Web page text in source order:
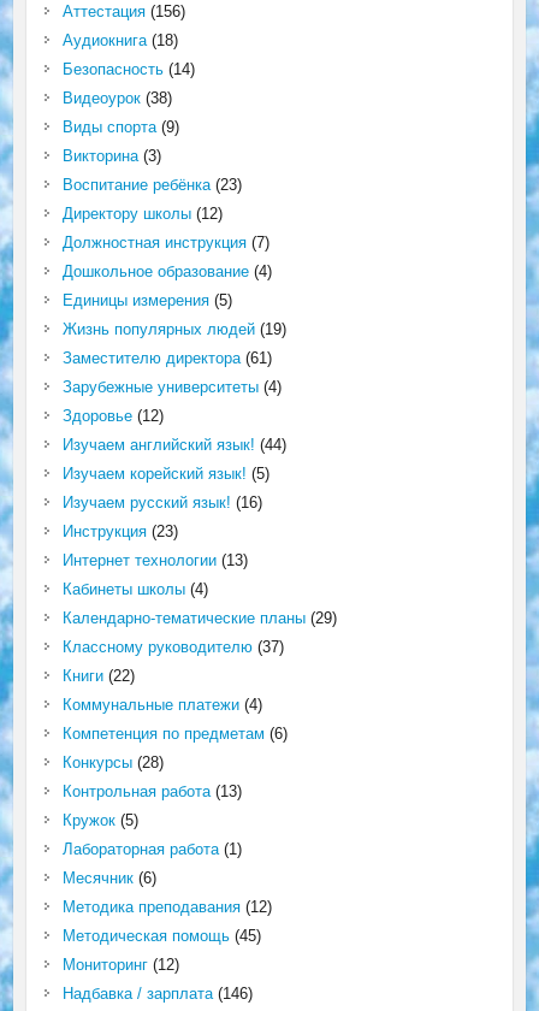
Аттестация(156)
Аудиокнига(18)
Безопасность(14)
Видеоурок(38)
Виды спорта(9)
Викторина(3)
Воспитание ребёнка(23)
Директору школы(12)
Должностная инструкция(7)
Дошкольное образование(4)
Единицы измерения(5)
Жизнь популярных людей(19)
Заместителю директора(61)
Зарубежные университеты(4)
Здоровье(12)
Изучаем английский язык! (44)
Изучаем корейский язык! (5)
Изучаем русский язык! (16)
Инструкция(23)
Интернет технологии(13)
Кабинеты школы(4)
Календарно-тематические планы(29)
Классному руководителю(37)
Книги(22)
Коммунальные платежи(4)
Компетенция по предметам (6)
Конкурсы(28)
Контрольная работа(13)
Кружок(5)
Лабораторная работа(1)
Месячник(6)
Методика преподавания(12)
Методическая помощь(45)
Мониторинг(12)
Надбавка / зарплата(146)